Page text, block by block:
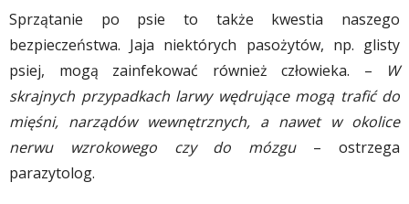
Sprzątanie po psie to także kwestia naszego
bezpieczeństwa. Jaja niektórych pasożytów, np. glisty
psiej, mogą zainfekować również człowieka. –
W
skrajnych przypadkach larwy wędrujące mogą trafić do
mięśni, narządów wewnętrznych, a nawet w okolice
nerwu wzrokowego czy do mózgu– ostrzega
parazytolog.